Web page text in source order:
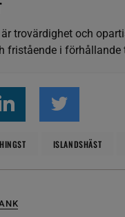
trovärdighet och
fristående i
HINGST ISLANDSHÄST